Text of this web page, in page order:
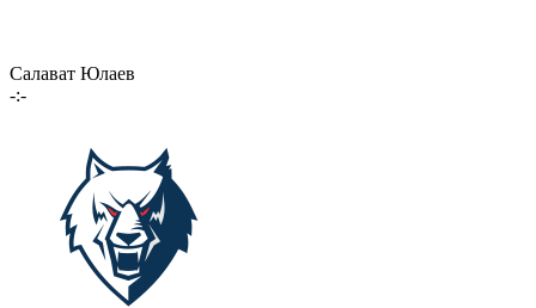
Салават Юлаев
-:-